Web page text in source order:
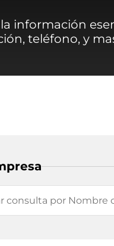
la información
teléfono, y